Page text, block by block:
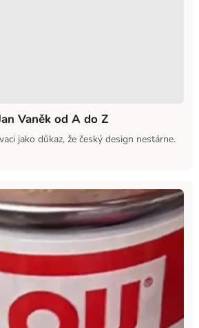
Vaněk od A do Z
jako důkaz, že český design nestárne.